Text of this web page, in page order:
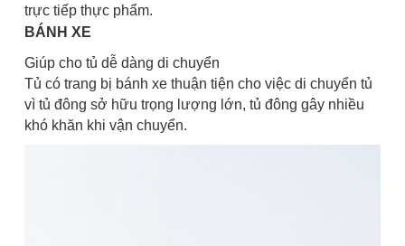
trực tiếp thực phẩm.
BÁNH XE
Giúp cho tủ dễ dàng di chuyển
Tủ có trang bị bánh xe thuận tiện cho việc di chuyển tủ
vì tủ đông sở hữu trọng lượng lớn, tủ đông gây nhiều
khó khăn khi vận chuyển.